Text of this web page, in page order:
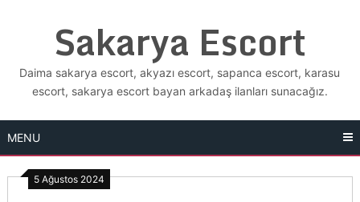
Sakarya Escort
Daima sakarya escort, akyazı escort, sapanca escort, karasu
escort, sakarya escort bayan arkadaş ilanları sunacağız.
MENU
5 Ağustos 2024